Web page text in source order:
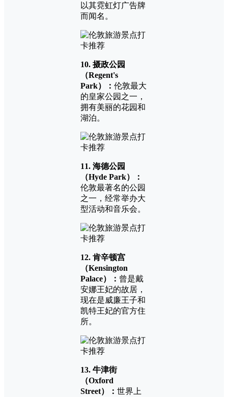
以其霓虹灯广告牌
而闻名。
10. 摄政公园
（Regent's
Park）： 伦敦最大
的皇家公园之一，
拥有美丽的花园和
湖泊。
11. 海德公园
（Hyde Park）：
伦敦最著名的公园
之一，经常举办大
型活动和音乐会。
12. 肯辛顿宫
（Kensington
Palace）： 曾是戴
安娜王妃的故居，
现在是威廉王子和
凯特王妃的官方住
所。
13. 牛津街
（Oxford
Street）： 世界上